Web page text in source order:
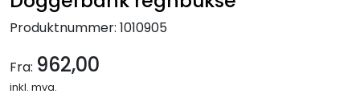
Produktnummer: 1010905
Fra: 962,00
inkl. mva.